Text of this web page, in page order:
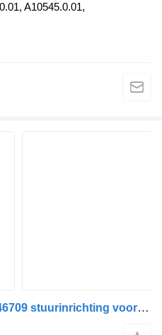
A10545.0.01,
TRW Steering box DAF 1246709 stuurinrichting voor TRW vrachtwagen